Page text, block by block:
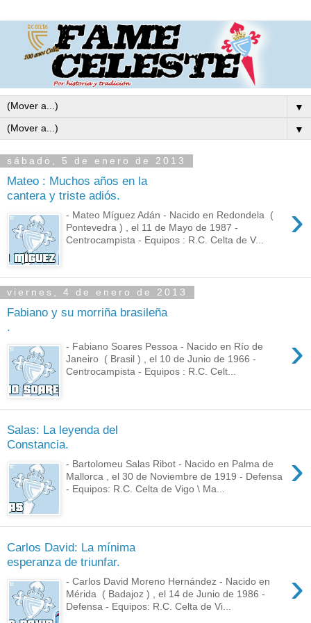
▼
▼
sábado, 5 de enero de 2013
Mateo : Muchos años en la
cantera y triste adiós.
›
- Mateo Míguez Adán - Nacido en Redondela (
Pontevedra ) , el 11 de Mayo de 1987 -
Centrocampista - Equipos : R.C. Celta de V...
viernes, 4 de enero de 2013
Fabiano y su morriña brasileña
.
›
- Fabiano Soares Pessoa - Nacido en Río de
Janeiro ( Brasil ) , el 10 de Junio de 1966 -
Centrocampista - Equipos : R.C. Celt...
Salas: La leyenda del
Constancia.
›
- Bartolomeu Salas Ribot - Nacido en Palma de
Mallorca , el 30 de Noviembre de 1919 - Defensa
- Equipos: R.C. Celta de Vigo \ Ma...
Carlos David: La mínima
esperanza de triunfar.
›
- Carlos David Moreno Hernández - Nacido en
Mérida ( Badajoz ) , el 14 de Junio de 1986 -
Defensa - Equipos: R.C. Celta de Vi...